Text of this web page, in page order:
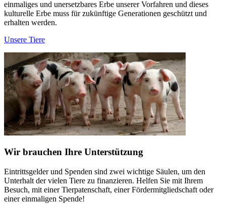
einmaliges und unersetzbares Erbe unserer Vorfahren und dieses
kulturelle Erbe muss für zukünftige Generationen geschützt und
erhalten werden.
Unsere Tiere
Wir brauchen Ihre Unterstützung
Eintrittsgelder und Spenden sind zwei wichtige Säulen, um den
Unterhalt der vielen Tiere zu finanzieren. Helfen Sie mit Ihrem
Besuch, mit einer Tierpatenschaft, einer Fördermitgliedschaft oder
einer einmaligen Spende!